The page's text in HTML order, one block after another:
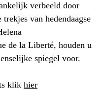
verbeeld door
van hedendaagse
de la Liberté, houden u
spiegel voor.
klik hier